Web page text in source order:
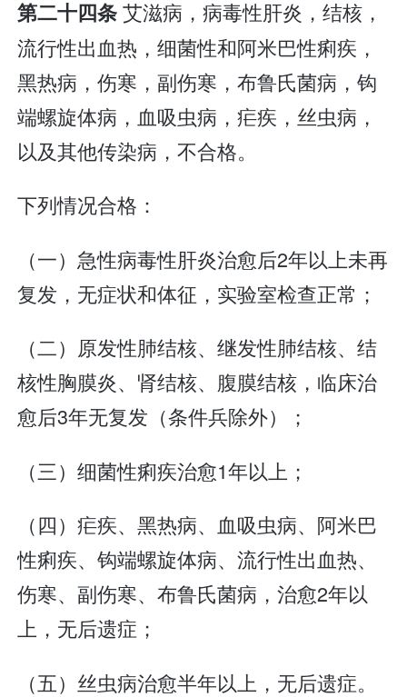
第二十四条艾滋病，病毒性肝炎，结核，
流行性出血热，细菌性和阿米巴性痢疾，
黑热病，伤寒，副伤寒，布鲁氏菌病，钩
端螺旋体病，血吸虫病，疟疾，丝虫病，
以及其他传染病，不合格。
下列情况合格：
（一）急性病毒性肝炎治愈后2年以上未再
复发，无症状和体征，实验室检查正常；
（二）原发性肺结核、继发性肺结核、结
核性胸膜炎、肾结核、腹膜结核，临床治
愈后3年无复发（条件兵除外）；
（三）细菌性痢疾治愈1年以上；
（四）疟疾、黑热病、血吸虫病、阿米巴
性痢疾、钩端螺旋体病、流行性出血热、
伤寒、副伤寒、布鲁氏菌病，治愈2年以
上，无后遗症；
（五）丝虫病治愈半年以上，无后遗症。